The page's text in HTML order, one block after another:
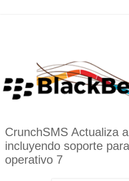
CrunchSMS Actualiza
incluyendo soporte
operativo 7